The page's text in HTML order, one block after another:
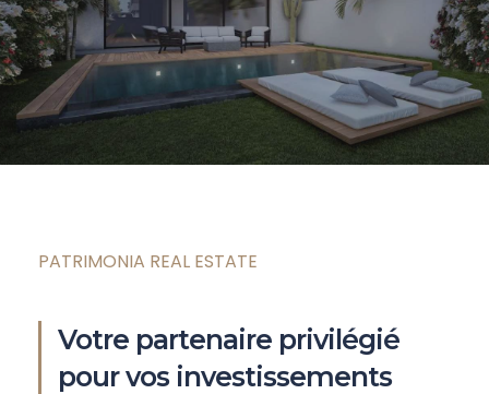
PATRIMONIA REAL ESTATE
Votre partenaire privilégié
pour vos investissements